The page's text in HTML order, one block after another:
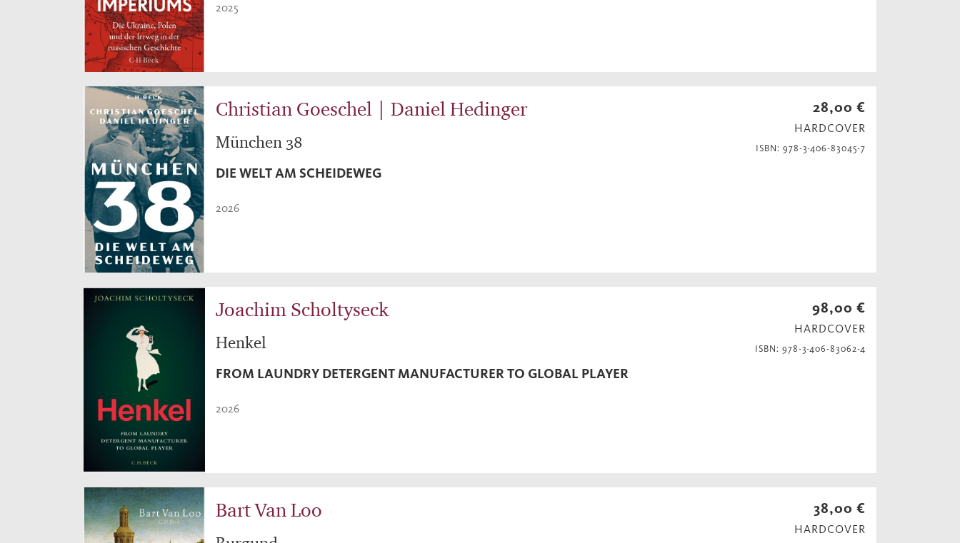
2025
Christian Goeschel | Daniel Hedinger
München 38
DIE WELT AM SCHEIDEWEG
2026
28,00 €
HARDCOVER
ISBN: 978-3-406-83045-7
Joachim Scholtyseck
Henkel
FROM LAUNDRY DETERGENT MANUFACTURER TO GLOBAL PLAYER
2026
98,00 €
HARDCOVER
ISBN: 978-3-406-83062-4
Bart Van Loo 38,00 €
HARDCOVER